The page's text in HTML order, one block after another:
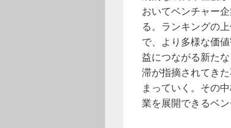
おいてベンチャー
る。ランキングの
で、より多様な価
益につながる新た
滞が指摘されてき
まっていく。その
業を展開できるベ